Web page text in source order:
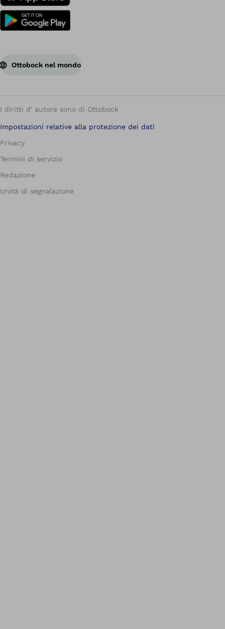
Ottobock nel mondo
I diritti d' autore sono di Ottobock
Impostazioni relative alla protezione dei dati
Privacy
Termini di servizio
Redazione
Unità di segnalazione